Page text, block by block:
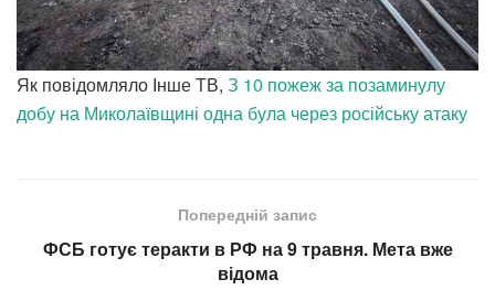
Як повідомляло Інше ТВ, З 10 пожеж за позаминулу
добу на Миколаївщині одна була через російську атаку
Попередній запис
ФСБ готує теракти в РФ на 9 травня. Мета вже
відома